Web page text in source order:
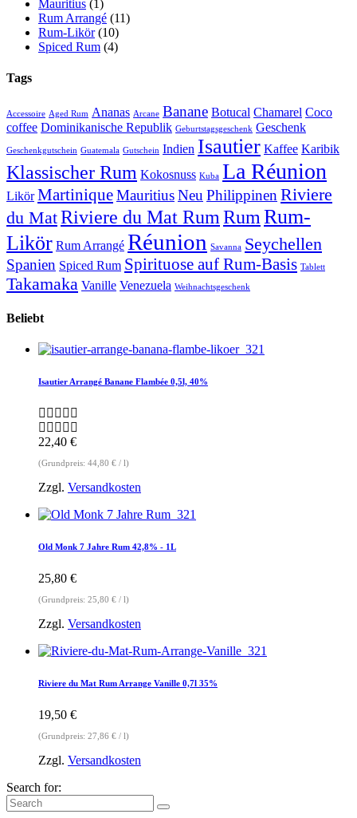
Mauritius (1)
Rum Arrangé (11)
Rum-Likör (10)
Spiced Rum (4)
Tags
Accessoire Aged Rum Ananas Arcane Banane Botucal Chamarel Coco
coffee Dominikanische Republik Geburtstagsgeschenk Geschenk
Geschenkgutschein Guatemala Gutschein Indien Isautier Kaffee Karibik
Klassischer Rum Kokosnuss Kuba La Réunion
Likör MartiniqueMauritiusNeu Philippinen Riviere
du MatRiviere du Mat Rum Rum Rum-
Likör Rum Arrangé Réunion Savanna Seychellen
Spanien Spiced Rum Spirituose auf Rum-Basis Tablett
Takamaka Vanille Venezuela Weihnachtsgeschenk
Beliebt
Isautier Arrangé Banane Flambée 0,5l, 40%
22,40 €
(Grundpreis: 44,80 € / l)
Zzgl. Versandkosten
Old Monk 7 Jahre Rum 42,8% - 1L
25,80 €
(Grundpreis: 25,80 € / l)
Zzgl. Versandkosten
Riviere du Mat Rum Arrange Vanille 0,7l 35%
19,50 €
(Grundpreis: 27,86 € / l)
Zzgl. Versandkosten
Search for: